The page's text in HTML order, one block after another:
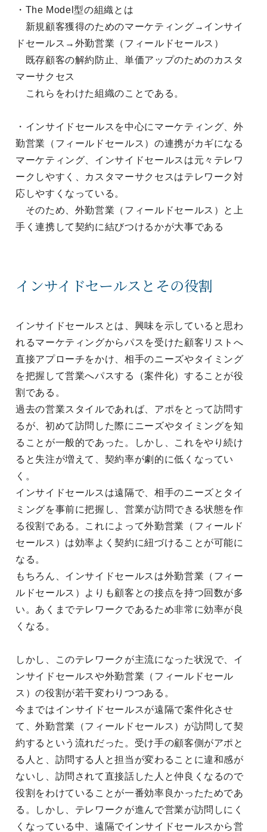
・The Model型の組織とは
新規顧客獲得のためのマーケティング→インサイ
ドセールス→外勤営業（フィールドセールス）
既存顧客の解約防止、単価アップのためのカスタ
マーサクセス
これらをわけた組織のことである。
・インサイドセールスを中心にマーケティング、外
勤営業（フィールドセールス）の連携がカギになる
マーケティング、インサイドセールスは元々テレワ
ークしやすく、カスタマーサクセスはテレワーク対
応しやすくなっている。
そのため、外勤営業（フィールドセールス）と上
手く連携して契約に結びつけるかが大事である
インサイドセールスとその役割
インサイドセールスとは、興味を示していると思わ
れるマーケティングからパスを受けた顧客リストへ
直接アプローチをかけ、相手のニーズやタイミング
を把握して営業へパスする（案件化）することが役
割である。
過去の営業スタイルであれば、アポをとって訪問す
るが、初めて訪問した際にニーズやタイミングを知
ることが一般的であった。しかし、これをやり続け
ると失注が増えて、契約率が劇的に低くなってい
く。
インサイドセールスは遠隔で、相手のニーズとタイ
ミングを事前に把握し、営業が訪問できる状態を作
る役割である。これによって外勤営業（フィールド
セールス）は効率よく契約に紐づけることが可能に
なる。
もちろん、インサイドセールスは外勤営業（フィー
ルドセールス）よりも顧客との接点を持つ回数が多
い。あくまでテレワークであるため非常に効率が良
くなる。
しかし、このテレワークが主流になった状況で、イ
ンサイドセールスや外勤営業（フィールドセール
ス）の役割が若干変わりつつある。
今まではインサイドセールスが遠隔で案件化させ
て、外勤営業（フィールドセールス）が訪問して契
約するという流れだった。受け手の顧客側がアポと
る人と、訪問する人と担当が変わることに違和感が
ないし、訪問されて直接話した人と仲良くなるので
役割をわけていることが一番効率良かったためであ
る。しかし、テレワークが進んで営業が訪問しにく
くなっている中、遠隔でインサイドセールスから営